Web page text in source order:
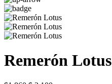
Remerón Lotus